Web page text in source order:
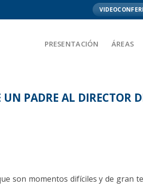
PRESENTACIÓN ÁREAS
UN PADRE AL DIRECTOR
son momentos difíciles y de gran